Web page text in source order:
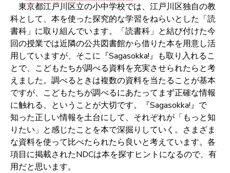
東京都江戸川区立の小中学校では、江戸川区独自の教
科として、本を使った探究的な学習をねらいとした「読
書科」に取り組んでいます。「読書科」と結び付けた今
回の授業では近隣の公共図書館から借りた本を用意し活
用していますが、そこに『Sagasokka!』も取り入れるこ
とで、こどもたちが調べる資料を充実させられたらと考
えました。調べるときは複数の資料を当たることが基本
ですが、こどもたちが調べるにあたってまず正確な情報
に触れる、ということが大切です。『Sagasokka!』で
知った正しい情報を土台にして、それぞれが「もっと知
りたい」と感じたことを本で深掘りしていく。さまざま
な資料を使って比べたられたら良いと考えています。各
項目に掲載されたNDCは本を探すヒントになるので、有
用だと思います。